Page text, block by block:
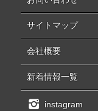
サイトマップ
会社概要
新着情報一覧
instagram